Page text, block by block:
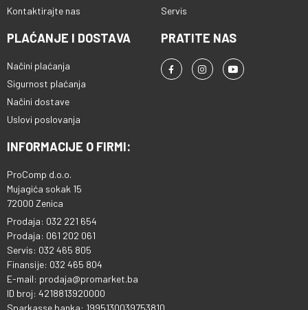
Kontaktirajte nas
Servis
PLAĆANJE I DOSTAVA
Načini plaćanja
Sigurnost plaćanja
Načini dostave
Uslovi poslovanja
PRATITE NAS
INFORMACIJE O FIRMI:
ProComp d.o.o.
Mujagića sokak 15
72000 Zenica
Prodaja: 032 221 654
Prodaja: 061 202 061
Servis: 032 465 805
Finansije: 032 465 804
E-mail: prodaja@promarket.ba
ID broj: 4218813920000